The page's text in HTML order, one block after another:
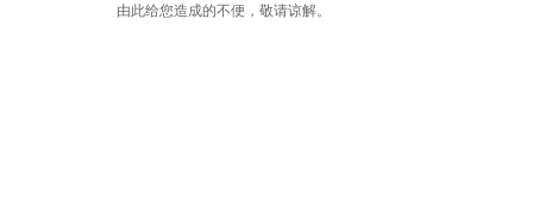
由此给您造成的不便，敬请谅解。